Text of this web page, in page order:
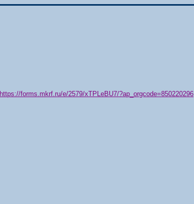
https://forms.mkrf.ru/e/2579/xTPLeBU7/?ap_orgcode=850220296